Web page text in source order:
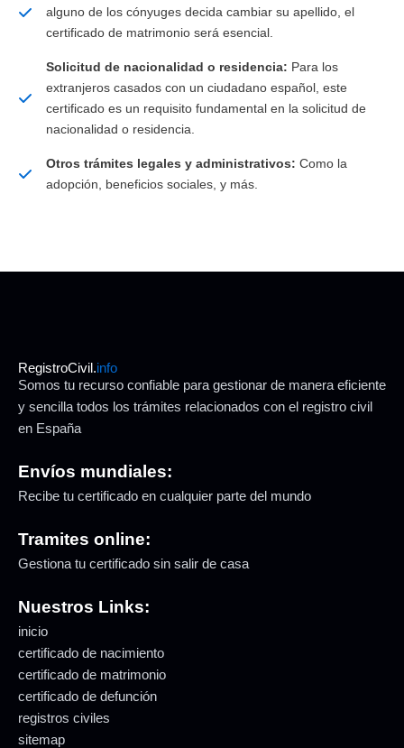
alguno de los cónyuges decida cambiar su apellido, el
certificado de matrimonio será esencial.
Solicitud de nacionalidad o residencia: Para los
extranjeros casados con un ciudadano español, este
certificado es un requisito fundamental en la solicitud de
nacionalidad o residencia.
Otros trámites legales y administrativos: Como la
adopción, beneficios sociales, y más.
RegistroCivil.info
Somos tu recurso confiable para gestionar de manera eficiente
y sencilla todos los trámites relacionados con el registro civil
en España
Envíos mundiales:
Recibe tu certificado en cualquier parte del mundo
Tramites online:
Gestiona tu certificado sin salir de casa
Nuestros Links:
inicio
certificado de nacimiento
certificado de matrimonio
certificado de defunción
registros civiles
sitemap